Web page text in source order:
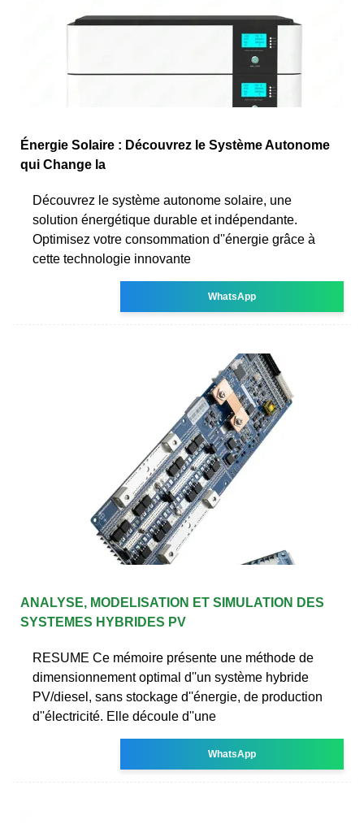
Énergie Solaire : Découvrez le Système Autonome
qui Change la
Découvrez le système autonome solaire, une
solution énergétique durable et indépendante.
Optimisez votre consommation d''énergie grâce à
cette technologie innovante
WhatsApp
ANALYSE, MODELISATION ET SIMULATION DES
SYSTEMES HYBRIDES PV
RESUME Ce mémoire présente une méthode de
dimensionnement optimal d''un système hybride
PV/diesel, sans stockage d''énergie, de production
d''électricité. Elle découle d''une
WhatsApp